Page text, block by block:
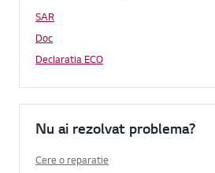
SAR
Doc
Declaratia ECO
Nu ai rezolvat problema?
Cere o reparatie